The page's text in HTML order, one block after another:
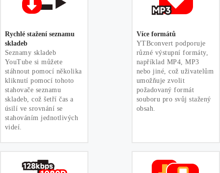
Rychlé stažení seznamu
skladeb
Seznamy skladeb
YouTube si můžete
stáhnout pomocí několika
kliknutí pomocí tohoto
stahovače seznamu
skladeb, což šetří čas a
úsilí ve srovnání se
stahováním jednotlivých
videí.
Více formátů
YTBconvert podporuje
různé výstupní formáty,
například MP4, MP3
nebo jiné, což uživatelům
umožňuje zvolit
požadovaný formát
souboru pro svůj stažený
obsah.